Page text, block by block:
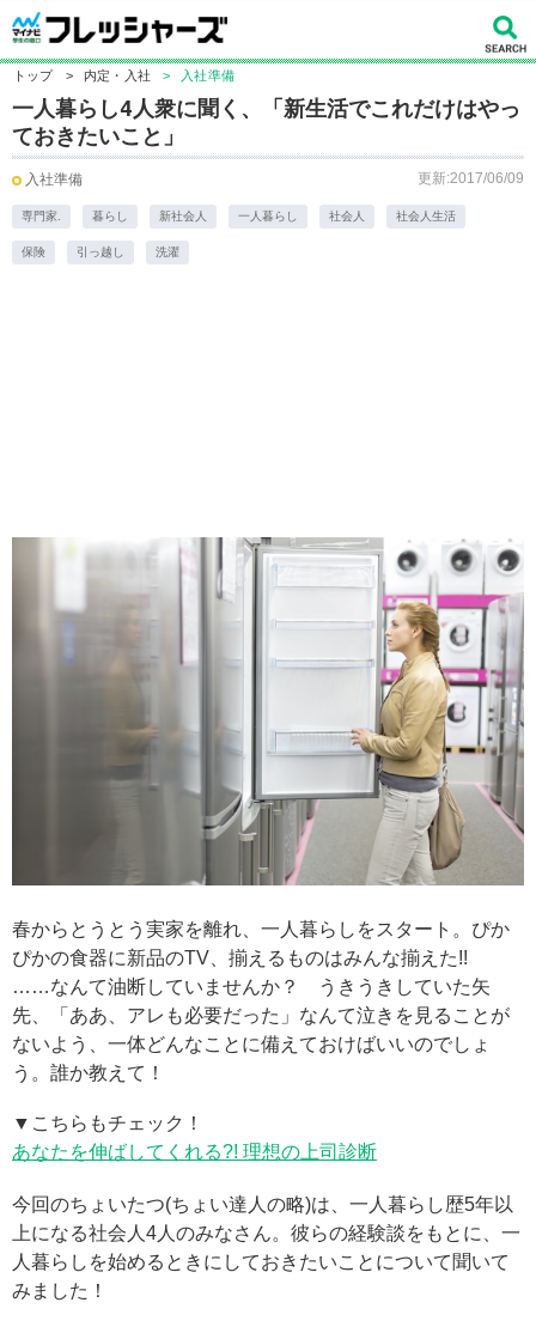
トップ > 内定・入社 > 入社準備
一人暮らし4人衆に聞く、「新生活でこれだけはやっ
ておきたいこと」
入社準備 更新:2017/06/09
専門家. 暮らし 新社会人 一人暮らし 社会人 社会人生活
保険 引っ越し 洗濯
春からとうとう実家を離れ、一人暮らしをスタート。ぴか
ぴかの食器に新品のTV、揃えるものはみんな揃えた!!
……なんて油断していませんか？ うきうきしていた矢
先、「ああ、アレも必要だった」なんて泣きを見ることが
ないよう、一体どんなことに備えておけばいいのでしょ
う。誰か教えて！
▼こちらもチェック！
あなたを伸ばしてくれる?! 理想の上司診断
今回のちょいたつ(ちょい達人の略)は、一人暮らし歴5年以
上になる社会人4人のみなさん。彼らの経験談をもとに、一
人暮らしを始めるときにしておきたいことについて聞いて
みました！